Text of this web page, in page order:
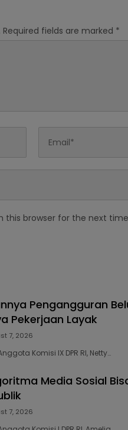
Required fields are marked *
this browser for the next
Pengangguran
Pekerjaan Layak
7, 2026
Komisi IX DPR RI, Netty…
Media Sosial
7, 2026